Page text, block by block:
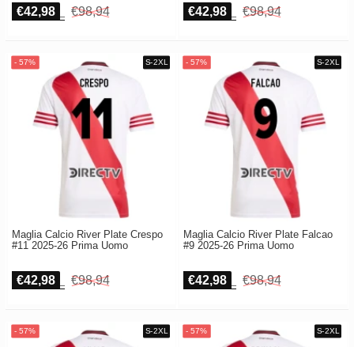
€42,98 €98,94 €42,98 €98,94
Maglia Calcio River Plate Crespo
#11 2025-26 Prima Uomo
€42,98 €98,94
Maglia Calcio River Plate Falcao
#9 2025-26 Prima Uomo
€42,98 €98,94